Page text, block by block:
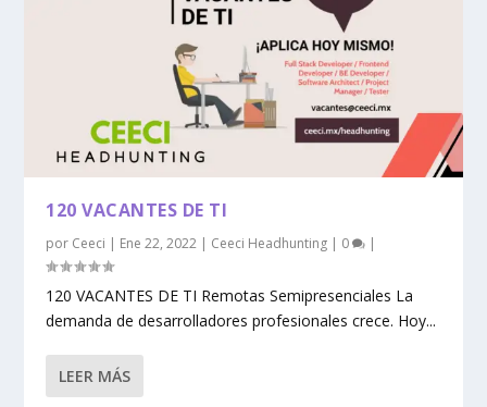
120 VACANTES DE TI
por Ceeci | Ene 22, 2022 | Ceeci Headhunting | 0 |
120 VACANTES DE TI Remotas Semipresenciales La
demanda de desarrolladores profesionales crece. Hoy...
LEER MÁS